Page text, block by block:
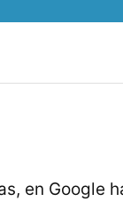
en Google